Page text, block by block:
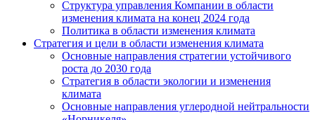
Структура управления Компании в области
изменения климата на конец 2024 года
Политика в области изменения климата
Стратегия и цели в области изменения климата
Основные направления стратегии устойчивого
роста до 2030 года
Стратегия в области экологии и изменения
климата
Основные направления углеродной нейтральности